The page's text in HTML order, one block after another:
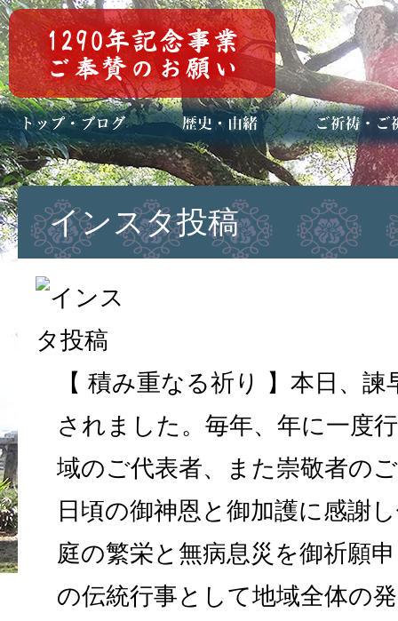
トップページ
ブログ(日々八百万)
お知らせ一覧 歴史・ご祭神
年中行事
メディア掲載 ご祈祷・ご祈
安産祈願
初宮参り
七五三詣
長寿のお祝い
神前結婚式
厄祓い・方位
車のお祓い
地鎮祭
神葬祭（神式
インスタ投稿
【 積み重なる祈り 】本日、
されました。毎年、年に一度
域のご代表者、また崇敬者の
日頃の御神恩と御加護に感謝
庭の繁栄と無病息災を御祈願
の伝統行事として地域全体の